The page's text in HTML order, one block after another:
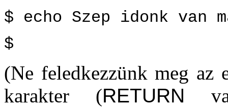
$ echo Szep idonk van
$
(Ne feledkezzünk meg az
karakter (RETURN